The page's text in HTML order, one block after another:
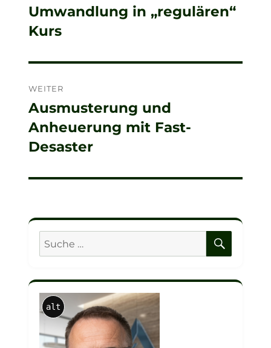
Vorheriger
Beitrag:
Umwandlung in „regulären“
Kurs
WEITER
Nächster
Beitrag:
Ausmusterung und
Anheuerung mit Fast-
Desaster
Suche
nach:
alt